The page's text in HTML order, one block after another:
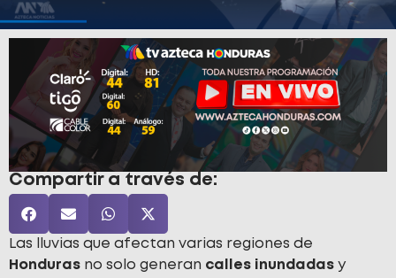
Compartir a través de:
Las lluvias que afectan varias regiones de
Honduras no solo generan calles inundadas y